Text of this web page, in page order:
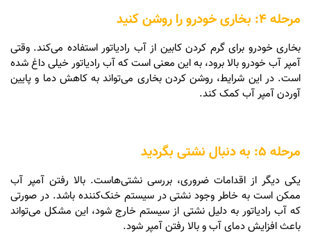
مرحله 4: بخاری خودرو را روشن کنید
بخاری خودرو برای گرم کردن کابین از آب رادیاتور استفاده می‌کند. وقتی
آمپر آب خودرو بالا برود، به این معنی است که آب رادیاتور خیلی داغ شده
است. در این شرایط، روشن کردن بخاری می‌تواند به کاهش دما و پایین
آوردن آمپر آب کمک کند.
مرحله 5: به دنبال نشتی بگردید
یکی دیگر از اقدامات ضروری، بررسی نشتی‌هاست. بالا رفتن آمپر آب
ممکن است به خاطر وجود نشتی در سیستم خنک‌کننده باشد. در صورتی
که آب رادیاتور به دلیل نشتی از سیستم خارج شود، این مشکل می‌تواند
باعث افزایش دمای آب و بالا رفتن آمپر شود.